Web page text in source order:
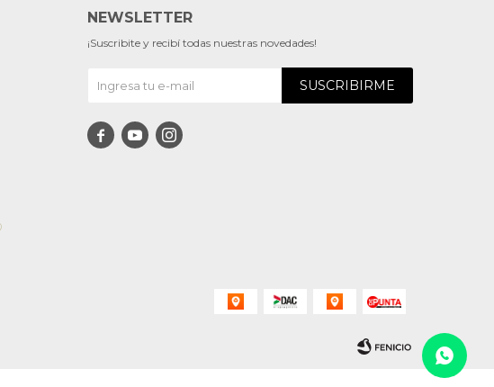
NEWSLETTER
¡Suscribite y recibí todas nuestras novedades!
SUSCRIBIRME
  